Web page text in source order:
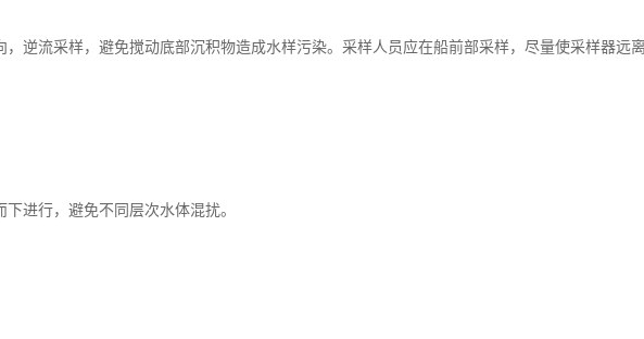
逆流采样，避免搅动底部沉积物造成水样污染。采样人员应在船前部采样，尽量使采样器远
进行，避免不同层次水体混扰。